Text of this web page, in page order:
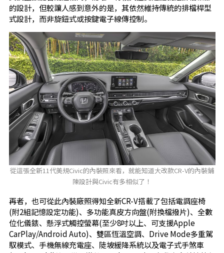
的設計，但較讓人感到意外的是，其依然維持傳統的排檔桿型
式設計，而非旋鈕式或按鍵電子線傳控制。
從這張全新11代美規Civic的內裝照來看，就能知道大改款CR-V的內裝鋪
陳設計與Civic有多相似了！
再者，也可從此內裝廠照得知全新CR-V搭載了包括電調座椅
(附2組記憶設定功能)、多功能真皮方向盤(附換檔撥片)、全數
位化儀錶、懸浮式觸控螢幕(至少8吋以上、可支援Apple
CarPlay/Android Auto)、雙區恆溫空調、Drive Mode多重駕
馭模式、手機無線充電座、陡坡緩降系統以及電子式手煞車